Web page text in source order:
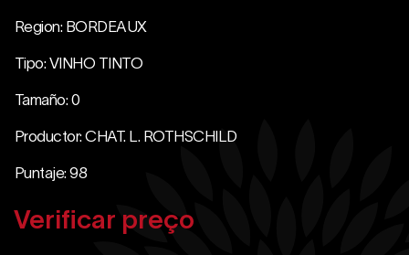
Region: BORDEAUX
Tipo: VINHO TINTO
Tamaño: 0
Productor: CHAT. L. ROTHSCHILD
Puntaje: 98
Verificar preço